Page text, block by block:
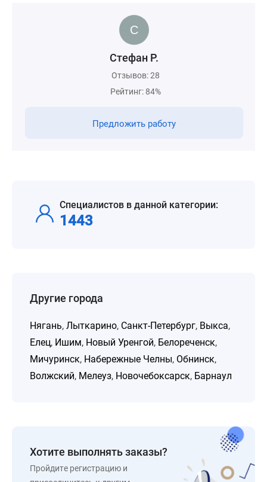
Стефан Р.
Отзывов: 28
Рейтинг: 84%
Предложить работу
Специалистов в данной категории:
1443
Другие города
Нягань, Лыткарино, Санкт-Петербург, Выкса,
Елец, Ишим, Новый Уренгой, Белореченск,
Мичуринск, Набережные Челны, Обнинск,
Волжский, Мелеуз, Новочебоксарск, Барнаул
Хотите выполнять заказы?
Пройдите регистрацию и